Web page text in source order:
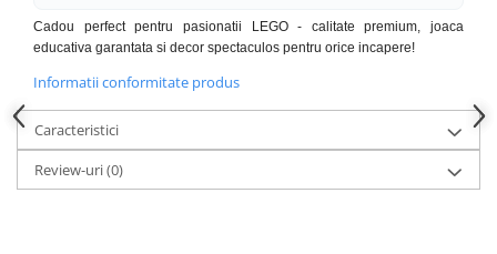
Cadou perfect pentru pasionatii LEGO - calitate premium, joaca
educativa garantata si decor spectaculos pentru orice incapere!
Informatii conformitate produs
Caracteristici
Review-uri(0)